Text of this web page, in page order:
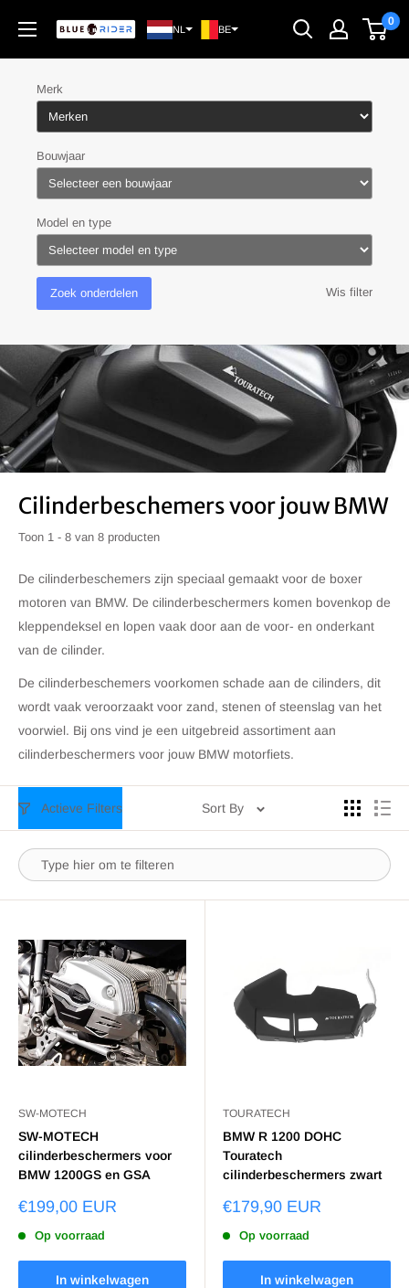
Blue
NL BE
0
Merk
Bouwjaar
Model en type
Zoek onderdelen Wis filter
Cilinderbeschemers voor jouw BMW
Toon 1 - 8 van 8 producten
De cilinderbeschemers zijn speciaal gemaakt voor de boxer
motoren van BMW. De cilinderbeschermers komen bovenkop de
kleppendeksel en lopen vaak door aan de voor- en onderkant
van de cilinder.
De cilinderbeschemers voorkomen schade aan de cilinders, dit
wordt vaak veroorzaakt voor zand, stenen of steenslag van het
voorwiel. Bij ons vind je een uitgebreid assortiment aan
cilinderbeschermers voor jouw BMW motorfiets.
Actieve Filters Sort By
SW-MOTECH
SW-MOTECH
cilinderbeschermers voor
BMW 1200GS en GSA
€199,00 EUR
Op voorraad
In winkelwagen
TOURATECH
BMW R 1200 DOHC
Touratech
cilinderbeschermers zwart
€179,90 EUR
Op voorraad
In winkelwagen